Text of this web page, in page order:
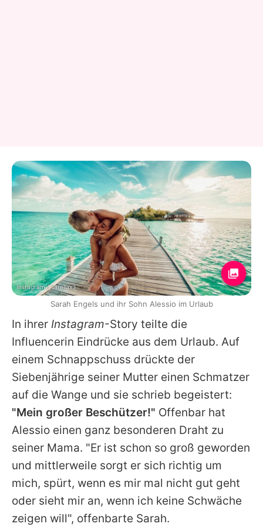
In ihrer Instagram-Story teilte die
Influencerin Eindrücke aus dem Urlaub. Auf
einem Schnappschuss drückte der
Siebenjährige seiner Mutter einen Schmatzer
auf die Wange und sie schrieb begeistert:
"Mein großer Beschützer!" Offenbar hat
Alessio einen ganz besonderen Draht zu
seiner Mama. "Er ist schon so groß geworden
und mittlerweile sorgt er sich richtig um
mich, spürt, wenn es mir mal nicht gut geht
oder sieht mir an, wenn ich keine Schwäche
zeigen will", offenbarte Sarah.
Instagram / sarellax3
Sarah Engels und ihr Sohn Alessio im Urlaub